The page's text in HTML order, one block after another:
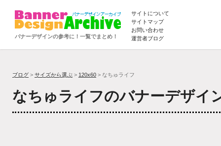
バナーデザインの参考に！一覧でまとめ！
サイトについて
サイトマップ
お問い合わせ
運営者ブログ
ブログ > サイズから選ぶ > 120x60 > なちゅライフ
なちゅライフのバナーデザイ